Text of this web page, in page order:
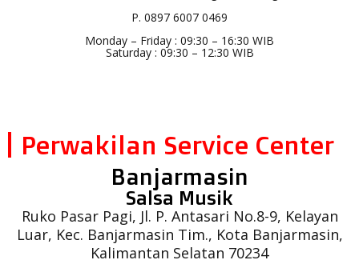
P. 0897 6007 0469
Monday – Friday : 09:30 – 16:30 WIB
Saturday : 09:30 – 12:30 WIB
Perwakilan Service Center
Banjarmasin
Salsa Musik
Ruko Pasar Pagi, Jl. P. Antasari No.8-9, Kelayan
Luar, Kec. Banjarmasin Tim., Kota Banjarmasin,
Kalimantan Selatan 70234